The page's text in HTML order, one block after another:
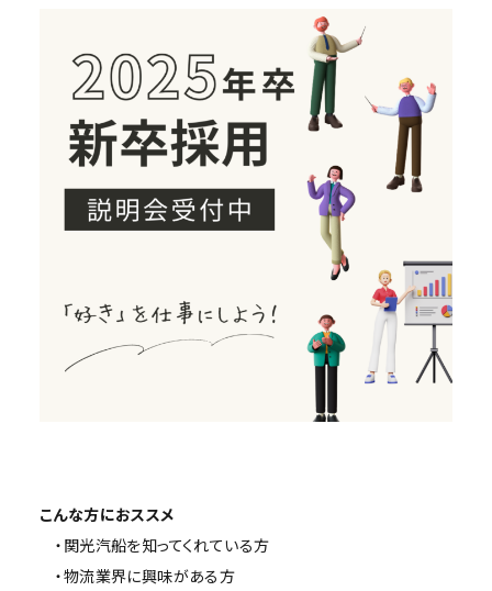
こんな方におススメ
・関光汽船を知ってくれている方
・物流業界に興味がある方